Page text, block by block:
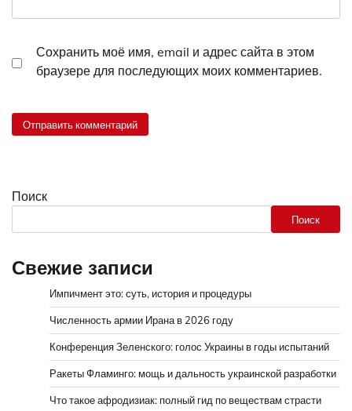
Сохранить моё имя, email и адрес сайта в этом
браузере для последующих моих комментариев.
Поиск
Поиск
Свежие записи
Импичмент это: суть, история и процедуры
Численность армии Ирана в 2026 году
Конференция Зеленского: голос Украины в годы испытаний
Ракеты Фламинго: мощь и дальность украинской разработки
Что такое афродизиак: полный гид по веществам страсти